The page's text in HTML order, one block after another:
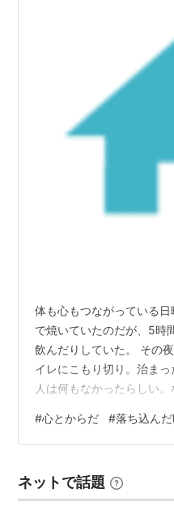
体も心もつながっている
で焼いていたのだが、5時
飲んだりしていた。 その
イレにこもり切り。治ま
人は何もなかったらしい
は食べられず、昼食は梅お
ゆ。火曜日も肉類は避け
と言い聞かせ、自分を励
分にはならない。脳も騙
#心とからだ #落ち込ん
ネットで話題